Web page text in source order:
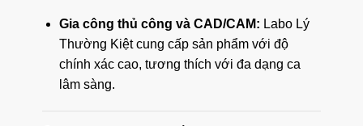
Gia công thủ công và CAD/CAM: Labo Lý
Thường Kiệt cung cấp sản phẩm với độ
chính xác cao, tương thích với đa dạng ca
lâm sàng.